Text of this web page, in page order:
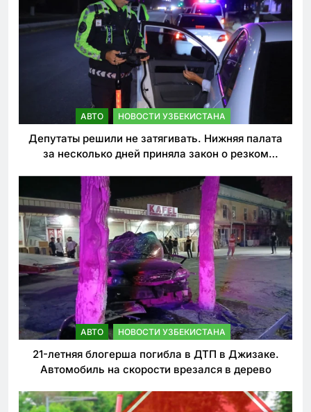
АВТО НОВОСТИ УЗБЕКИСТАНА
Депутаты решили не затягивать. Нижняя палата
за несколько дней приняла закон о резком
АВТО НОВОСТИ УЗБЕКИСТАНА
21-летняя блогерша погибла в ДТП в Джизаке.
Автомобиль на скорости врезался в дерево